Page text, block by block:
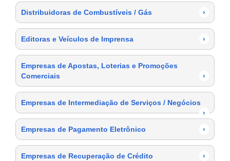
Distribuidoras de Combustíveis / Gás ›
Editoras e Veículos de Imprensa ›
Empresas de Apostas, Loterias e Promoções
Comerciais
›
Empresas de Intermediação de Serviços / Negócios
›
Empresas de Pagamento Eletrônico
›
Empresas de Recuperação de Crédito ›